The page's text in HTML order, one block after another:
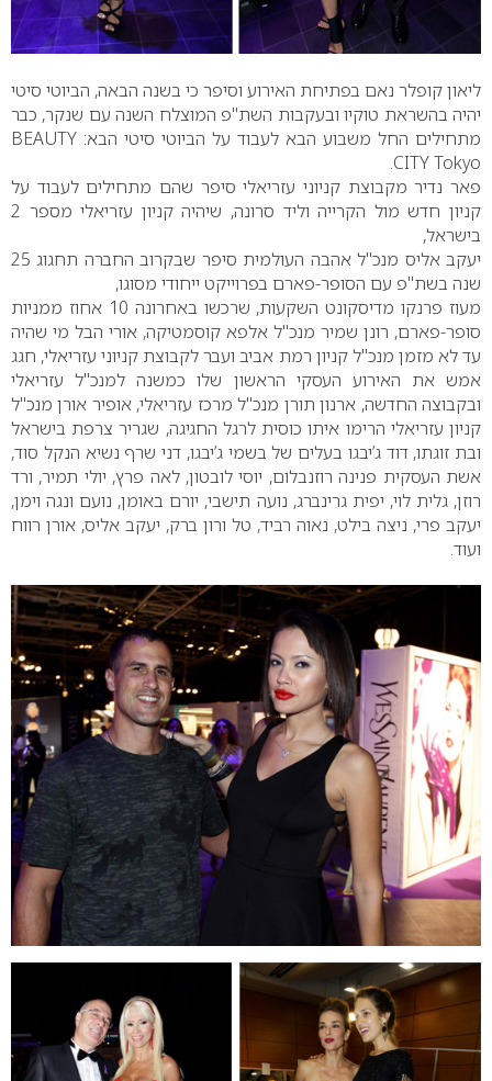
ליאון קופלר נאם בפתיחת האירוע וסיפר כי בשנה הבאה, הביוטי סיטי
יהיה בהשראת טוקיו ובעקבות השת"פ המוצלח השנה עם שנקר, כבר
מתחילים החל משבוע הבא לעבוד על הביוטי סיטי הבא: BEAUTY
CITY Tokyo.
פאר נדיר מקבוצת קניוני עזריאלי סיפר שהם מתחילים לעבוד על
קניון חדש מול הקרייה וליד סרונה, שיהיה קניון עזריאלי מספר 2
בישראל,
יעקב אליס מנכ"ל אהבה העולמית סיפר שבקרוב החברה תחגוג 25
שנה בשת"פ עם הסופר-פארם בפרוייקט ייחודי מסוגו,
מעוז פרנקו מדיסקונט השקעות, שרכשו באחרונה 10 אחוז ממניות
סופר-פארם, רונן שמיר מנכ"ל אלפא קוסמטיקה, אורי הבל מי שהיה
עד לא מזמן מנכ"ל קניון רמת אביב ועבר לקבוצת קניוני עזריאלי, חגג
אמש את האירוע העסקי הראשון שלו כמשנה למנכ"ל עזריאלי
ובקבוצה החדשה, ארנון תורן מנכ"ל מרכז עזריאלי, אופיר אורן מנכ"ל
קניון עזריאלי הרימו איתו כוסית לרגל החגיגה, שגריר צרפת בישראל
ובת זוגתו, דוד ג’יבגו בעלים של בשמי ג’יבגו, דני שרף נשיא הנקל סוד,
אשת העסקית פנינה רוזנבלום, יוסי לובטון, לאה פרץ, יולי תמיר, ורד
רוזן, גלית לוי, יפית גרינברג, נועה תישבי, יורם באומן, נועם ונגה וימן,
יעקב פרי, ניצה בילט, נאוה רביד, טל ורון ברק, יעקב אליס, אורן רווח
ועוד.